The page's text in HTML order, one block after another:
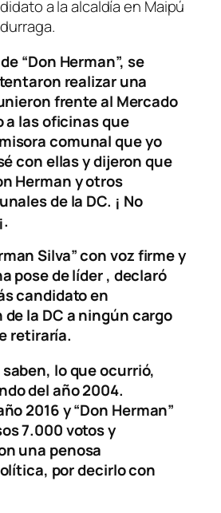
a la alcaldía en Maipú
“Don Herman”, se
realizar una
frente al Mercado
las oficinas que
comunal que yo
con ellas y dijeron que
Herman y otros
de la DC. ¡ No
Silva” con voz firme y
pose de líder , declaró
candidato en
la DC a ningún cargo
retiraría.
lo que ocurrió,
del año 2004.
2016 y “Don Herman”
7.000 votos y
una penosa
por decirlo con